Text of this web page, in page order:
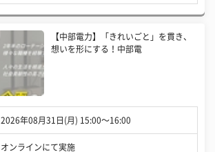
【中部電力】「きれいごと」を貫き、
想いを形にする！中部電
2026年08月31日(月) 15:00〜16:00
オンラインにて実施